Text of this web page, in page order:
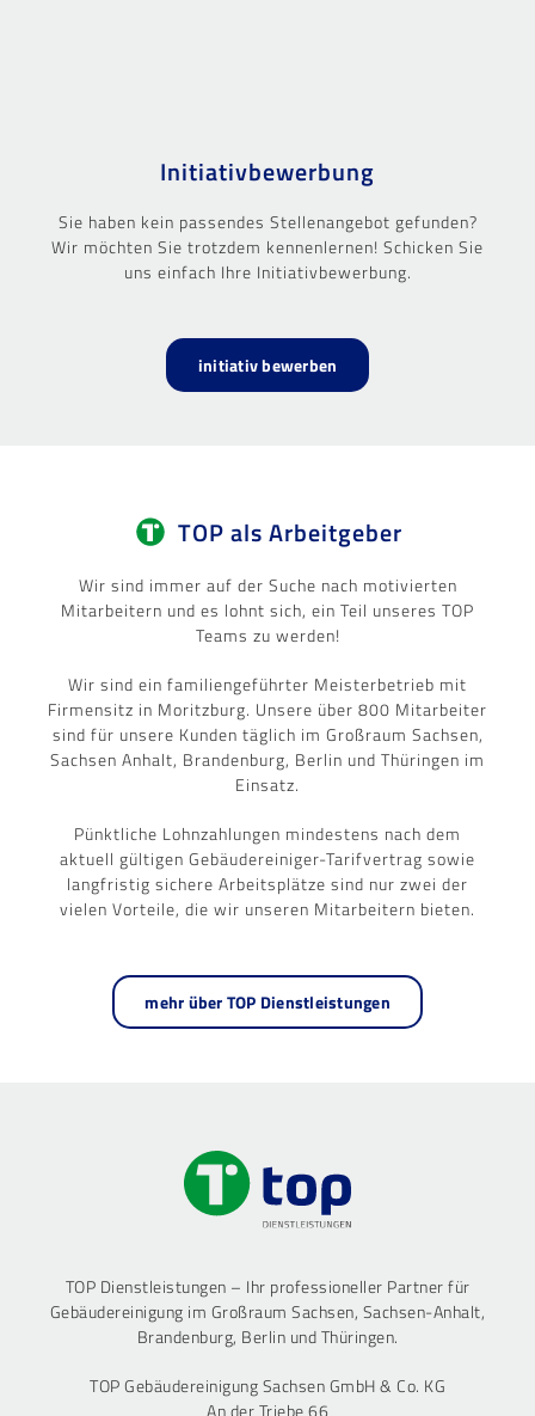
Initiativbewerbung
Sie haben kein passendes Stellenangebot gefunden?
Wir möchten Sie trotzdem kennenlernen! Schicken Sie
uns einfach Ihre Initiativbewerbung.
initiativ bewerben
TOP als Arbeitgeber
Wir sind immer auf der Suche nach motivierten
Mitarbeitern und es lohnt sich, ein Teil unseres TOP
Teams zu werden!
Wir sind ein familiengeführter Meisterbetrieb mit
Firmensitz in Moritzburg. Unsere über 800 Mitarbeiter
sind für unsere Kunden täglich im Großraum Sachsen,
Sachsen Anhalt, Brandenburg, Berlin und Thüringen im
Einsatz.
Pünktliche Lohnzahlungen mindestens nach dem
aktuell gültigen Gebäudereiniger-Tarifvertrag sowie
langfristig sichere Arbeitsplätze sind nur zwei der
vielen Vorteile, die wir unseren Mitarbeitern bieten.
mehr über TOP Dienstleistungen
TOP Dienstleistungen – Ihr professioneller Partner für
Gebäudereinigung im Großraum Sachsen, Sachsen-Anhalt,
Brandenburg, Berlin und Thüringen.
TOP Gebäudereinigung Sachsen GmbH & Co. KG